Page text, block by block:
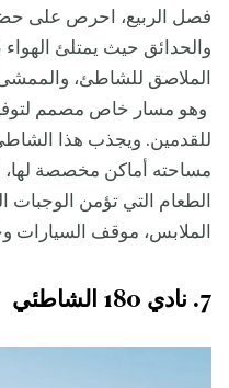
فصل الربيع، احرص على
والحدائق حيث يمتلئ الهواء
الملاصق للشاطئ،
وهو مسار خاص مصمم
للقدمين. ويجذب هذا
مساحته أماكن مخصصة لها،
الطعام التي تؤمن
الملابس، موقف السيارات
7. نادي 180 الشاطئي